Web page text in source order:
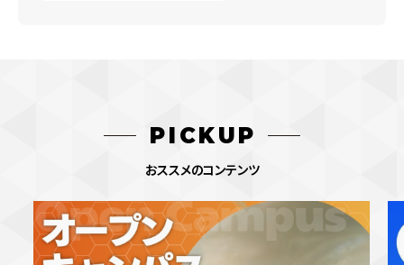
PICKUP
おススメのコンテンツ